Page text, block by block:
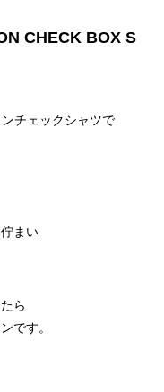
CHECK BOX S
チェックシャツで
まい
ら
です。